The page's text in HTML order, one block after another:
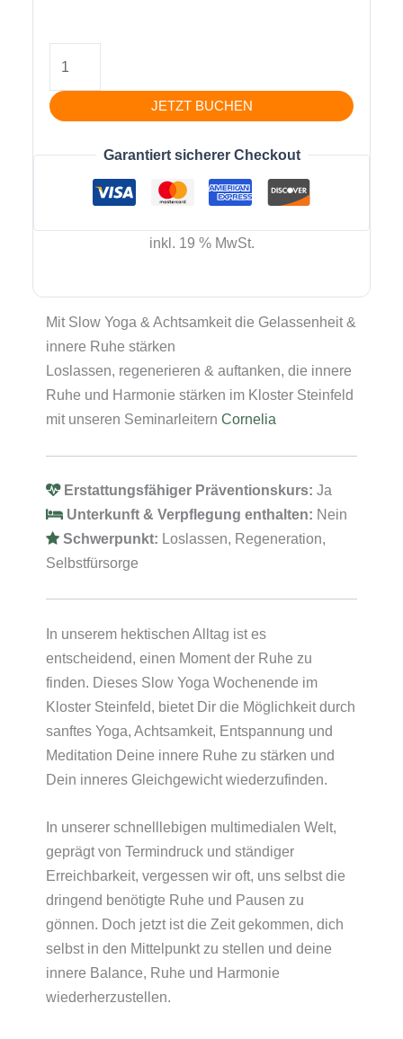
inkl. 19 % MwSt.
Wochenende
zum
Loslassen
Kloster
Menge
JETZT BUCHEN
Garantiert sicherer Checkout
Mit Slow Yoga & Achtsamkeit die Gelassenheit &
innere Ruhe stärken
Loslassen, regenerieren & auftanken, die innere
Ruhe und Harmonie stärken im Kloster Steinfeld
mit unseren Seminarleitern Cornelia
Erstattungsfähiger Präventionskurs: Ja
Unterkunft & Verpflegung enthalten: Nein
Schwerpunkt: Loslassen, Regeneration,
Selbstfürsorge
In unserem hektischen Alltag ist es
entscheidend, einen Moment der Ruhe zu
finden. Dieses Slow Yoga Wochenende im
Kloster Steinfeld, bietet Dir die Möglichkeit durch
sanftes Yoga, Achtsamkeit, Entspannung und
Meditation Deine innere Ruhe zu stärken und
Dein inneres Gleichgewicht wiederzufinden.
In unserer schnelllebigen multimedialen Welt,
geprägt von Termindruck und ständiger
Erreichbarkeit, vergessen wir oft, uns selbst die
dringend benötigte Ruhe und Pausen zu
gönnen. Doch jetzt ist die Zeit gekommen, dich
selbst in den Mittelpunkt zu stellen und deine
innere Balance, Ruhe und Harmonie
wiederherzustellen.